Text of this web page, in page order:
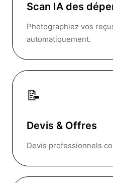
Scan IA des
Photographiez vos
automatiquement.
📝
Devis & Offres
Devis professionnels